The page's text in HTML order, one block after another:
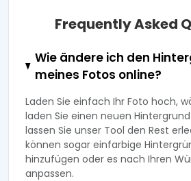
Frequently Asked
Wie ändere ich den
meines Fotos online?
Laden Sie einfach Ihr Foto hoch,
laden Sie einen neuen
lassen Sie unser Tool den Rest
können sogar einfarbige
hinzufügen oder es nach Ihren
anpassen.